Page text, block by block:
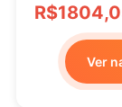
Ver